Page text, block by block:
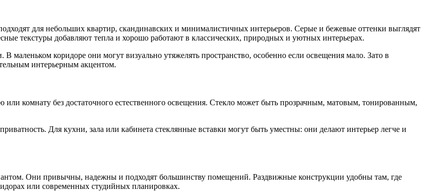
для небольших квартир, скандинавских и минималистичных интерьеров. Серые и бежевые оттенки выглядят
текстуры добавляют тепла и хорошо работают в классических, природных и уютных интерьерах.
коридоре они могут визуально утяжелять пространство, особенно если освещения мало. Зато в
интерьерным акцентом.
комнату без достаточного естественного освещения. Стекло может быть прозрачным, матовым, тонированным,
Для кухни, зала или кабинета стеклянные вставки могут быть уместны: они делают интерьер легче и
Они привычны, надежны и подходят большинству помещений. Раздвижные конструкции удобны там, где
или современных студийных планировках.